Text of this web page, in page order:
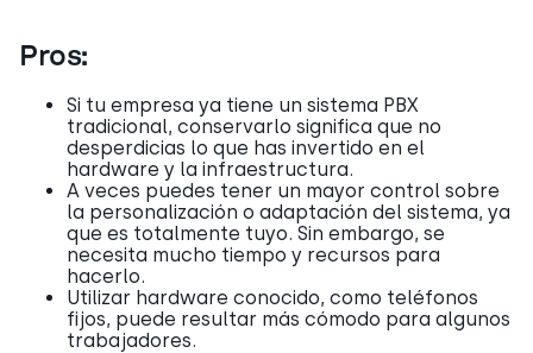
Pros:
Si tu empresa ya tiene un sistema PBX
tradicional, conservarlo significa que no
desperdicias lo que has invertido en el
hardware y la infraestructura.
A veces puedes tener un mayor control sobre
la personalización o adaptación del sistema, ya
que es totalmente tuyo. Sin embargo, se
necesita mucho tiempo y recursos para
hacerlo.
Utilizar hardware conocido, como teléfonos
fijos, puede resultar más cómodo para algunos
trabajadores.